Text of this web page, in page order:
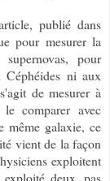
publié dans
pour mesurer la
pour
ni aux
de mesurer à
comparer avec
même galaxie, ce
vient de la façon
exploitent
deux, pas